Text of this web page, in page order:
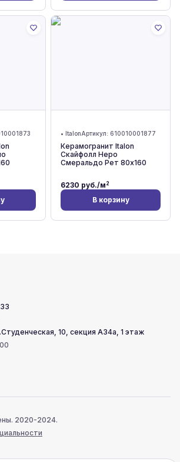
• ItalonАртикул: 610010001877
Керамогранит Italon
Скайфолл Неро
Смеральдо Рет 80x160
6230 руб./м2
В корзину
10, секция А34а, 1 этаж
2020-2024.